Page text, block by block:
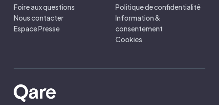
Foire aux questions
Nous contacter
Espace Presse
Politique de confidentialité
Information &
consentement
Cookies